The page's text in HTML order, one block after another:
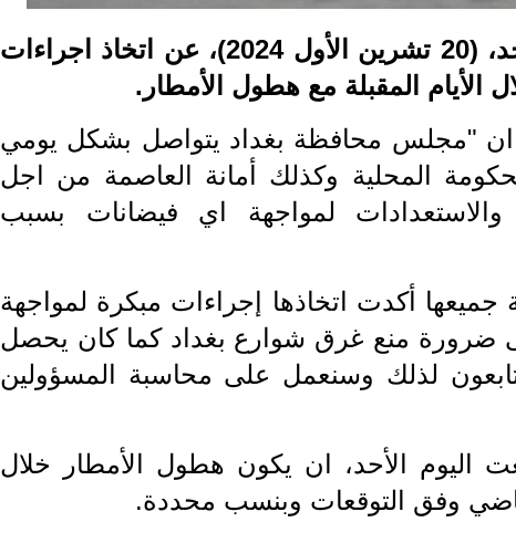
أعلن مجلس محافظة بغداد، اليوم الأحد، (20 تشرين الأول 2024)، عن اتخاذ اجراءات
الأيام المقبلة مع هطول الأمطار.
"مجلس محافظة بغداد يتواصل بشكل يومي
المحلية وكذلك أمانة العاصمة من اجل
لمواجهة اي فيضانات بسبب
أكدت اتخاذها إجراءات مبكرة لمواجهة
ضرورة منع غرق شوارع بغداد كما كان يحصل
لذلك وسنعمل على محاسبة المسؤولين
اليوم الأحد، ان يكون هطول الأمطار خلال
وفق التوقعات وبنسب محددة.